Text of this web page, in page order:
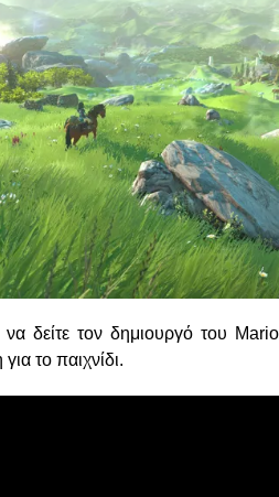
να δείτε τον δημιουργό του
το παιχνίδι.